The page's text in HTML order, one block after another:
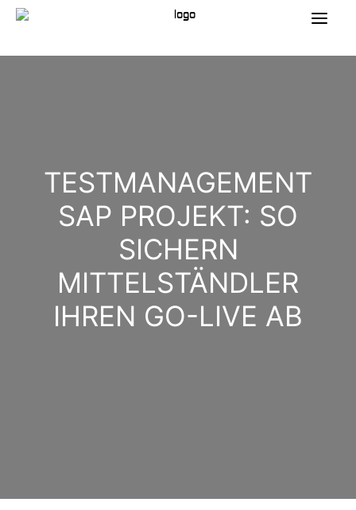
TESTMANAGEMENT
SAP PROJEKT: SO
SICHERN
MITTELSTÄNDLER
IHREN GO-LIVE AB